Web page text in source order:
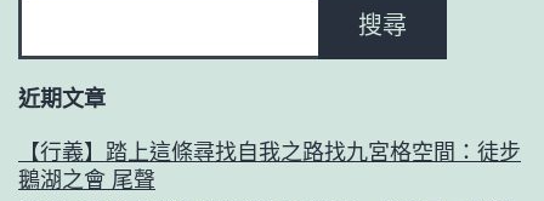
搜尋
近期文章
【行義】踏上這條尋找自我之路找九宮格空間：徒步
鵝湖之會 尾聲